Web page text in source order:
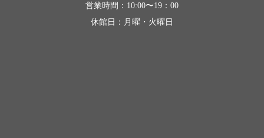
営業時間：10:00〜19：00
休館日：月曜・火曜日